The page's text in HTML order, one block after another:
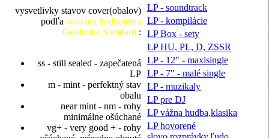
vysvetlivky stavov cover(obalov)
podľa systému hodnotenia
Goldmine Standard :
ss - still sealed - zapečatená
LP
m - mint - perfektný stav
obalu
near mint - nm - rohy
minimálne ošúchané
vg+ - very good + - rohy
LP - soundtrack
LP - kompilácie
LP Box - sety
LP HU, PL, D, ZSSR
LP - 12" - maxisingle
LP - 7" - malé single
LP - muzikaly
LP pre DJ
LP vážna hudba,klasika
LP hovorené